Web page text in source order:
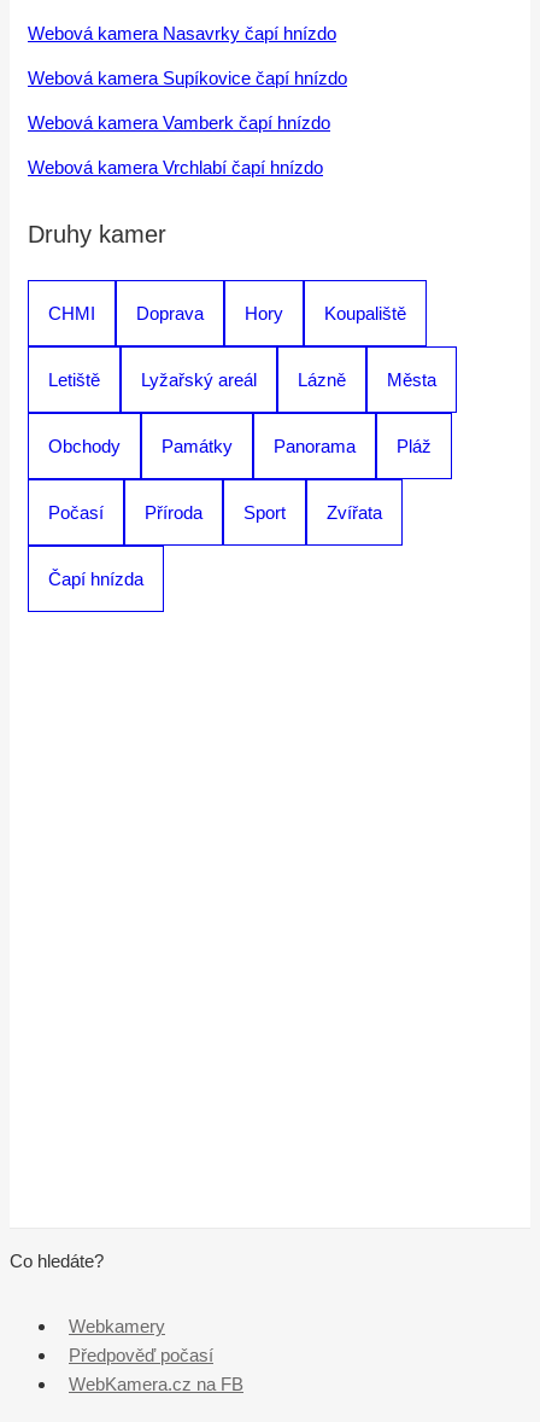
Webová kamera Nasavrky čapí hnízdo
Webová kamera Supíkovice čapí hnízdo
Webová kamera Vamberk čapí hnízdo
Webová kamera Vrchlabí čapí hnízdo
Druhy kamer
CHMI Doprava Hory Koupaliště
Letiště Lyžařský areál Lázně Města
Obchody Památky Panorama Pláž
Počasí Příroda Sport Zvířata
Čapí hnízda
Co hledáte?
Webkamery
Předpověď počasí
WebKamera.cz na FB